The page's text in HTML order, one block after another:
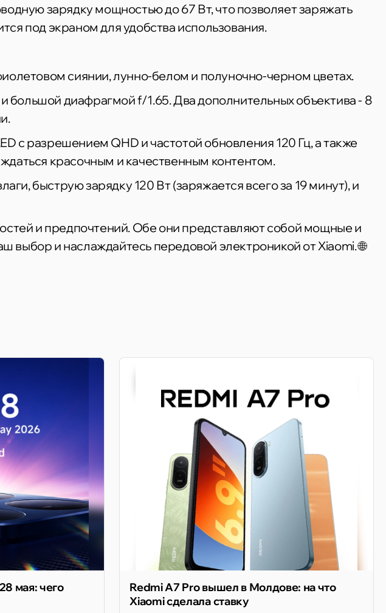
зарядку мощностью до 67 Вт, что позволяет заряжать
под экраном для удобства использования.
сиянии, лунно-белом и полуночно-черном цветах.
большой диафрагмой f/1.65. Два дополнительных объектива - 8
с разрешением QHD и частотой обновления 120 Гц, а также
красочным и качественным контентом.
быструю зарядку 120 Вт (заряжается всего за 19 минут), и
и предпочтений. Обе они представляют собой мощные и
и наслаждайтесь передовой электроникой от Xiaomi. 🌐
мая: чего
Redmi A7 Pro вышел в Молдове: на что
Xiaomi сделала ставку